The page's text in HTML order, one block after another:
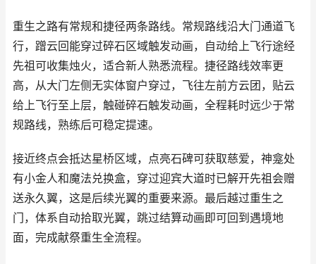
重生之路有常规和捷径两条路线。常规路线沿大门通道飞
行，蹭云回能穿过碎石区域触发动画，自动给上飞行途经
先祖可收集烛火，适合新人熟悉流程。捷径路线效率更
高，从大门左侧无实体窗户穿过，飞往左前方云团，贴云
给上飞行至上层，触碰碎石触发动画，全程耗时远少于常
规路线，熟练后可稳定提速。
接近终点会抵达星桥区域，点亮石碑可获取慈爱，神龛处
有小金人和魔法兑换盒，穿过迎宾大道时已解开先祖会赠
送永久翼，这是后续光翼的重要来源。最后越过重生之
门，体系自动拾取光翼，跳过结算动画即可回到遇境地
面，完成献祭重生全流程。